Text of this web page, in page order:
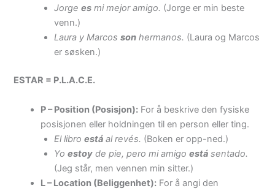
Jorgees mi mejor amigo. (Jorge er min beste
venn.)
Laura y Marcosson hermanos. (Laura og Marcos
er søsken.)
ESTAR = P.L.A.C.E.
P – Position (Posisjon): For å beskrive den fysiske
posisjonen eller holdningen til en person eller ting.
El libroestá al revés. (Boken er opp-ned.)
Yoestoy de pie, pero mi amigoestá sentado.
(Jeg står, men vennen min sitter.)
L – Location (Beliggenhet): For å angi den